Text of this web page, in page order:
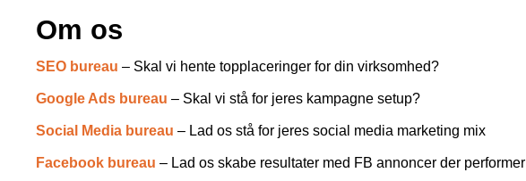
Om os
SEO bureau – Skal vi hente topplaceringer for din virksomhed?
Google Ads bureau – Skal vi stå for jeres kampagne setup?
Social Media bureau – Lad os stå for jeres social media marketing mix
Facebook bureau – Lad os skabe resultater med FB annoncer der performer